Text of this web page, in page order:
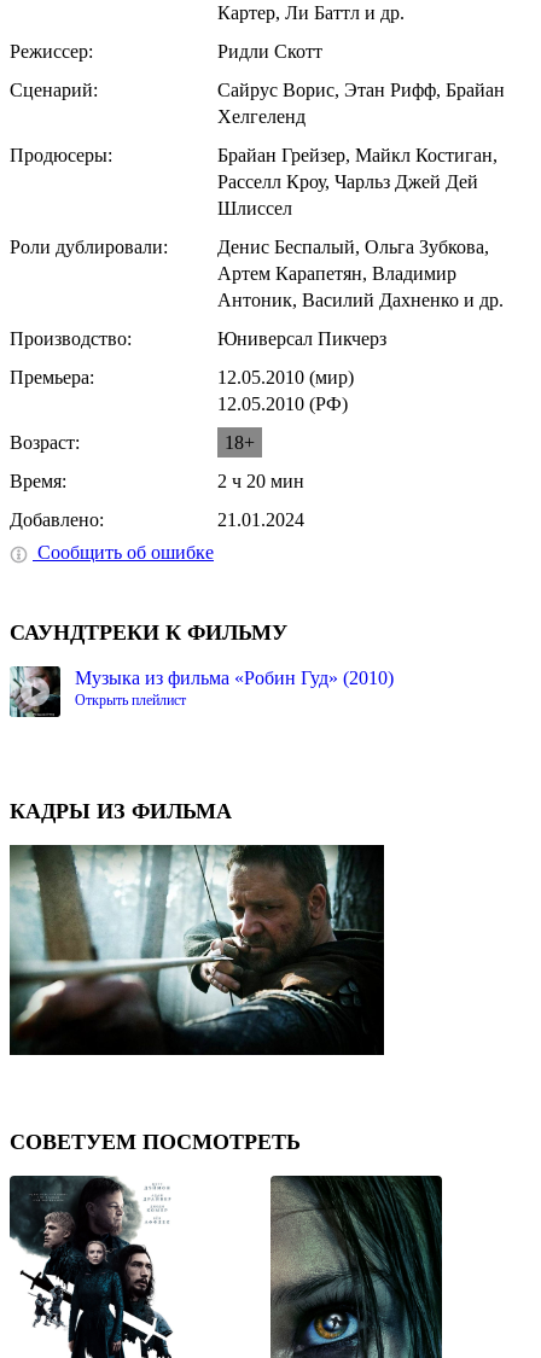
Картер, Ли Баттл и др.
Режиссер:
Ридли Скотт
Сценарий:
Сайрус Ворис, Этан Рифф, Брайан
Хелгеленд
Продюсеры:
Брайан Грейзер, Майкл Костиган,
Расселл Кроу, Чарльз Джей Дей
Шлиссел
Роли дублировали:
Денис Беспалый, Ольга Зубкова,
Артем Карапетян, Владимир
Антоник, Василий Дахненко и др.
Производство:
Юниверсал Пикчерз
Премьера:
12.05.2010 (мир)
12.05.2010 (РФ)
Возраст:
18+
Время:
2 ч 20 мин
Добавлено:
21.01.2024
Сообщить об ошибке
САУНДТРЕКИ К ФИЛЬМУ
Музыка из фильма «Робин Гуд» (2010)
Открыть плейлист
КАДРЫ ИЗ ФИЛЬМА
СОВЕТУЕМ ПОСМОТРЕТЬ